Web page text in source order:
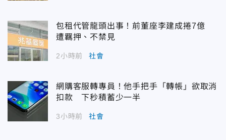
包租代管龍頭出事！前董座李建成捲7億
遭羈押、不禁見
2小時前 社會
網購客服轉專員！他手把手「轉帳」欲取消
扣款 下秒積蓄少一半
3小時前 社會